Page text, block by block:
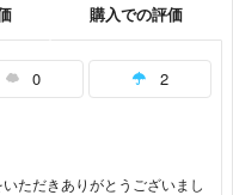
購入での評価
0 2
ただきありがとうございまし